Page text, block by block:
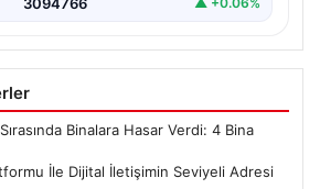
Binalara Hasar Verdi: 4 Bina
İle Dijital İletişimin Seviyeli Adresi